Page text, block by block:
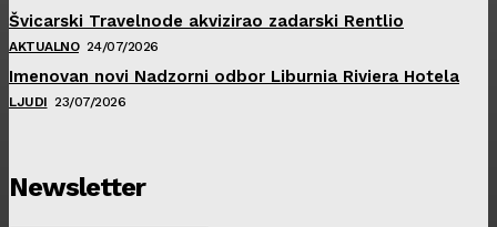
Švicarski Travelnode akvizirao zadarski Rentlio
AKTUALNO 24/07/2026
Imenovan novi Nadzorni odbor Liburnia Riviera Hotela
LJUDI 23/07/2026
Newsletter